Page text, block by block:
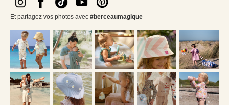
Et partagez vos photos avec #berceaumagique